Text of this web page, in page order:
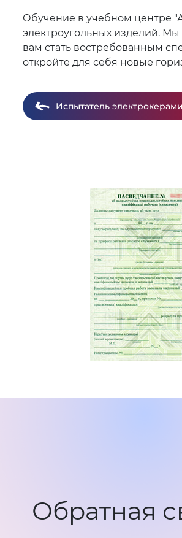
Обучение в учебном центре
электроугольных изделий.
вам стать востребованным
откройте для себя новые
Испытатель
Обратная